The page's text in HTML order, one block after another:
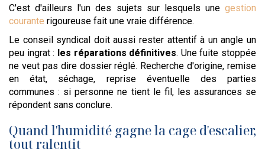
C'est d'ailleurs l'un des sujets sur lesquels une gestion
courante rigoureuse fait une vraie différence.
Le conseil syndical doit aussi rester attentif à un angle un
peu ingrat : les réparations définitives. Une fuite stoppée
ne veut pas dire dossier réglé. Recherche d'origine, remise
en état, séchage, reprise éventuelle des parties
communes : si personne ne tient le fil, les assurances se
répondent sans conclure.
Quand l'humidité gagne la cage d'escalier,
tout ralentit